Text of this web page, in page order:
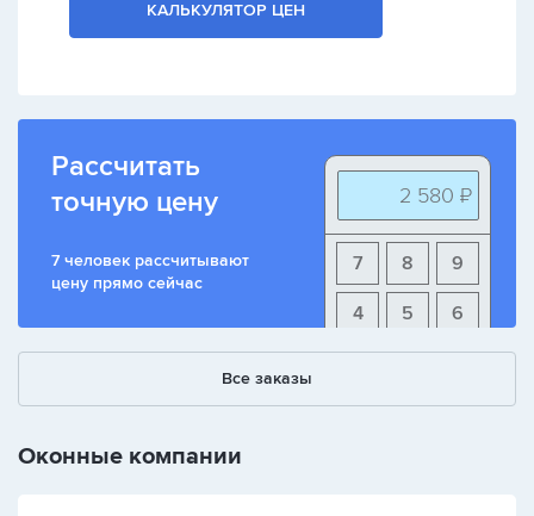
КАЛЬКУЛЯТОР ЦЕН
Рассчитать
точную цену
7 человек рассчитывают
цену прямо сейчас
2 580 ₽
9
8
7
6
5
4
+ - /
Все заказы
Оконные компании